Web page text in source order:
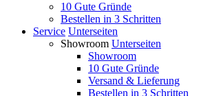
10 Gute Gründe
Bestellen in 3 Schritten
Service Unterseiten
Showroom Unterseiten
Showroom
10 Gute Gründe
Versand & Lieferung
Bestellen in 3 Schritten